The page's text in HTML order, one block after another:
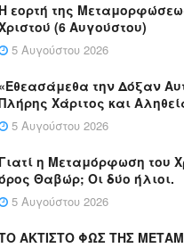
Η εορτή της
(6 Αυγούστου)
5 Αυγούστου 2026
«Εθεασάμεθα την Δόξαν
Χάριτος και
5 Αυγούστου 2026
Γιατί η Μεταμόρφωση του
Θαβώρ; Οι δύο ήλιοι.
5 Αυγούστου 2026
ΑΚΤΙΣΤΟ ΦΩΣ ΤΗΣ